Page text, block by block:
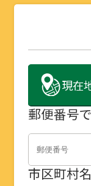
現在
郵便番号
市区町村